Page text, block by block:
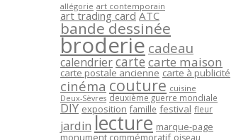
allégorie art contemporain
art trading card ATC
bande dessinée
broderie cadeau
calendriercartecarte maison
carte postale ancienne carte à publicité
cinéma couture cuisine
Deux-Sèvres deuxième guerre mondiale
DIY exposition famille festival fleur
jardin lecture marque-page
monument commémoratif oiseau